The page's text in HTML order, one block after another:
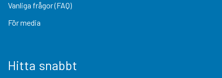
Vanliga frågor (FAQ)
För media
Hitta snabbt